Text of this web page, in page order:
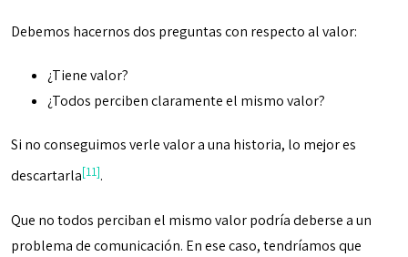
Debemos hacernos dos preguntas con respecto al valor:
¿Tiene valor?
¿Todos perciben claramente el mismo valor?
Si no conseguimos verle valor a una historia, lo mejor es
descartarla[11].
Que no todos perciban el mismo valor podría deberse a un
problema de comunicación. En ese caso, tendríamos que